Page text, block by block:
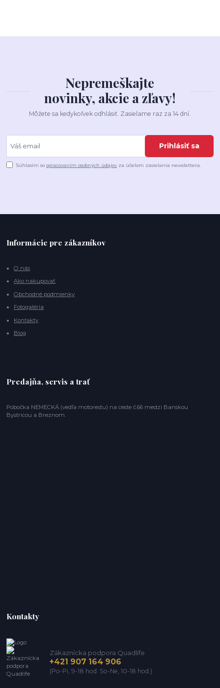
Nepremeškajte
novinky, akcie a zľavy!
Môžete sa kedykoľvek odhlásiť. Zasielame raz za 14 dní.
Prihlásiť sa
Súhlasím sospracovaním osobných údajov za účelom zasielania newslettera.
Informácie pre zákazníkov
O nás
Ako nakupovať
Obchodné podmienky
Fotogaléria
Kontakty
Blog
Predajňa, servis a trať
Pobočka NEMECKÁ (vedľa motorestu) na ceste č.66 medzi Banskou
Bystricou a Breznom.
Kontakty
Zákaznícka podpora Quadlife
+421 907 164 906
(Po-Pi, 9-18 hod. So-Ne, 10-18 hod.)